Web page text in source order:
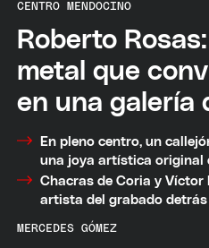
CENTRO MENDOCINO
Roberto
metal que
en una galería
En pleno centro, un
una joya artística original
Chacras de Coria y Víctor
artista del grabado detrás
MERCEDES GÓMEZ